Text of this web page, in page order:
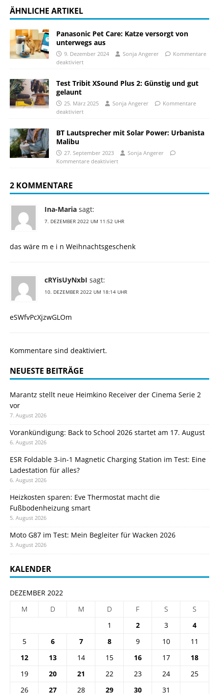
ÄHNLICHE ARTIKEL
Panasonic Pet Care: Katze versorgt von
unterwegs aus
9. Dezember 2024 Sonja Angerer
Kommentare
deaktiviert
Test Tribit XSound Plus 2: Günstig und gut
gelaunt
25. März 2025 Sonja Angerer
Kommentare
deaktiviert
BT Lautsprecher mit Solar Power: Urbanista
Malibu
27. September 2023
Sonja Angerer
Kommentare deaktiviert
2 KOMMENTARE
Ina-Maria sagt:
7. DEZEMBER 2022 UM 11:52 UHR
das wäre m e i n Weihnachtsgeschenk
cRYisUyNxbI sagt:
10. DEZEMBER 2022 UM 18:14 UHR
eSWfvPcXjzwGLOm
Kommentare sind deaktiviert.
NEUESTE BEITRÄGE
Marantz stellt neue Heimkino Receiver der Cinema Serie 2
vor
7. August 2026
Vorankündigung: Back to School 2026 startet am 17. August
6. August 2026
ESR Foldable 3-in-1 Magnetic Charging Station im Test: Eine
Ladestation für alles?
6. August 2026
Heizkosten sparen: Eve Thermostat macht die
Fußbodenheizung smart
5. August 2026
Moto G87 im Test: Mein Begleiter für Wacken 2026
3. August 2026
KALENDER
DEZEMBER 2022
M
D M D F S
S
1
2 3
4
5
6 7 8 9 10
11
12
13 14 15 16 17
18
19
20 21 22 23 24
25
26
27 28 29 30 31